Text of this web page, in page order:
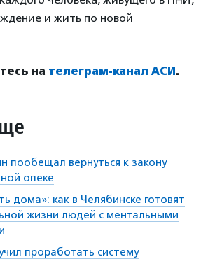
и жить по новой
на телеграм-канал АСИ.
пообещал вернуться к закону
опеке
дома»: как в Челябинске готовят
жизни людей с ментальными
проработать систему